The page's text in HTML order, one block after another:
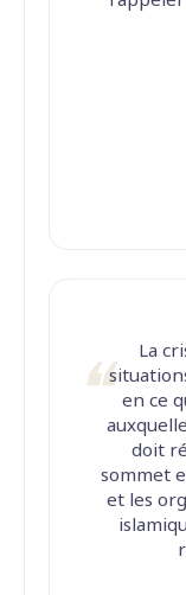
La
en ce
doit
sommet
et les